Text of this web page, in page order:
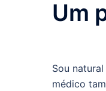
Um
Sou
médico